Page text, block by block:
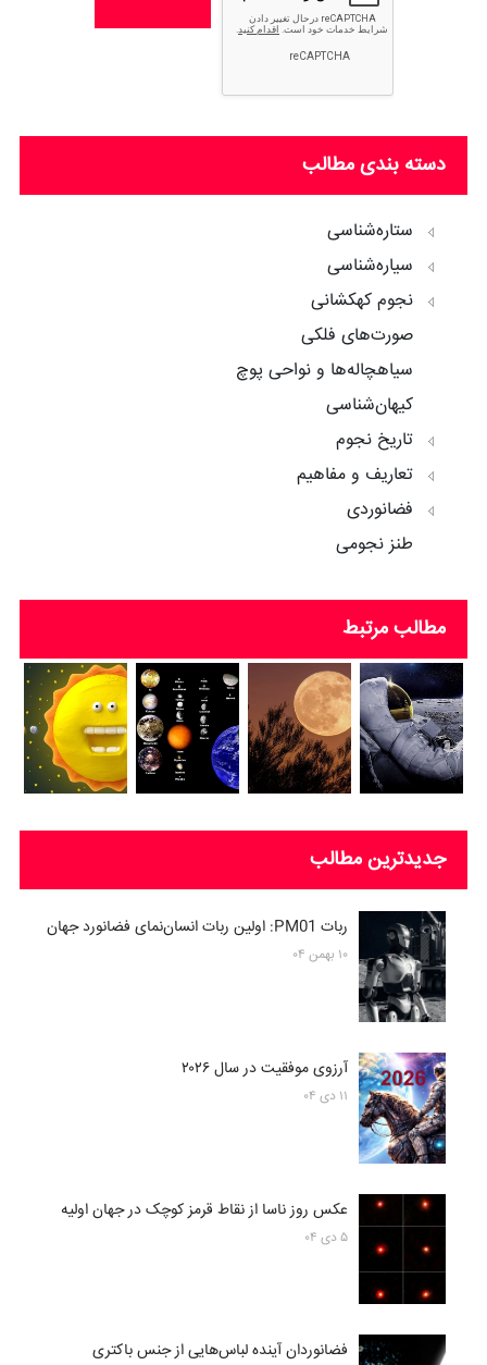
دسته بندی مطالب
ستاره‌شناسی
سیاره‌شناسی
نجوم کهکشانی
صورت‌های فلکی
سیاهچاله‌ها و نواحی پوچ
کیهان‌شناسی
تاریخ نجوم
تعاریف و مفاهیم
فضانوردی
طنز نجومی
مطالب مرتبط
جدیدترین مطالب
ربات PM01: اولین ربات انسان‌نمای فضانورد جهان
۱۰ بهمن ۰۴
آرزوی موفقیت در سال ۲۰۲۶
۱۱ دی ۰۴
عکس روز ناسا از نقاط قرمز کوچک در جهان اولیه
۵ دی ۰۴
فضانوردان آینده لباس‌هایی از جنس باکتری